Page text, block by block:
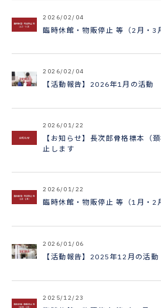
2026/02/04
臨時休館・物販停止 等（2月・3
2026/02/04
【活動報告】2026年1月の活動
2026/01/22
【お知らせ】長次郎骨格標本（
止します
2026/01/22
臨時休館・物販停止 等（1月・2
2026/01/06
【活動報告】2025年12月の活動
2025/12/23